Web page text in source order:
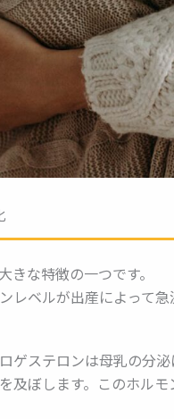
きな特徴の一つです。
レベルが出産によって
ゲステロンは母乳の分
及ぼします。このホル